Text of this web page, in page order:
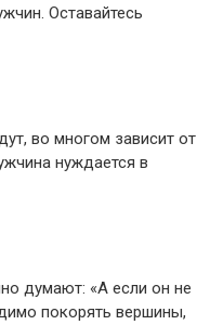
Оставайтесь
во многом зависит от
нуждается в
думают: «А если он не
покорять вершины,